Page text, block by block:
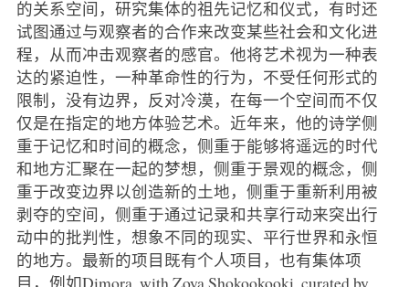
的关系空间，研究集体的祖先记忆和仪式，有时还
试图通过与观察者的合作来改变某些社会和文化进
程，从而冲击观察者的感官。他将艺术视为一种表
达的紧迫性，一种革命性的行为，不受任何形式的
限制，没有边界，反对冷漠，在每一个空间而不仅
仅是在指定的地方体验艺术。近年来，他的诗学侧
重于记忆和时间的概念，侧重于能够将遥远的时代
和地方汇聚在一起的梦想，侧重于景观的概念，侧
重于改变边界以创造新的土地，侧重于重新利用被
剥夺的空间，侧重于通过记录和共享行动来突出行
动中的批判性，想象不同的现实、平行世界和永恒
的地方。最新的项目既有个人项目，也有集体项
目，例如Dimora, with Zoya Shokookooki, curated by